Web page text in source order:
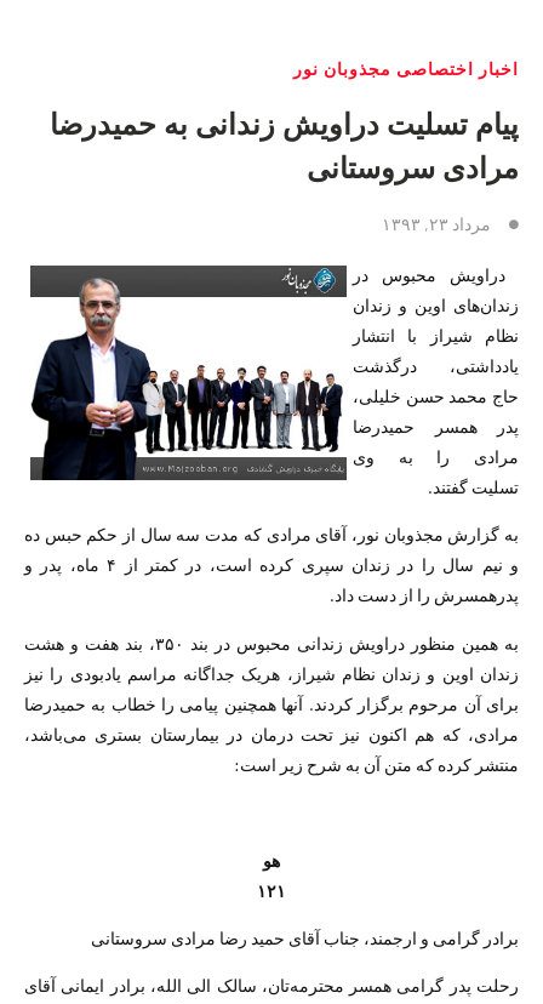
اخبار اختصاصی مجذوبان نور
پیام تسلیت دراویش زندانی به حمیدرضا
مرادی سروستانی
مرداد ۲۳, ۱۳۹۳
دراویش محبوس در
زندان‌های اوین و زندان
نظام شیراز با انتشار
یادداشتی، درگذشت
حاج محمد حسن خلیلی،
پدر همسر حمیدرضا
مرادی را به وی
تسلیت گفتند.
به گزارش مجذوبان نور، آقای مرادی که مدت سه سال از حکم حبس ده
و نیم سال را در زندان سپری کرده است، در کمتر از ۴ ماه، پدر و
پدرهمسرش را از دست داد.
به همین منظور دراویش زندانی محبوس در بند ۳۵۰، بند هفت و هشت
زندان اوین و زندان نظام شیراز، هریک جداگانه مراسم یادبودی را نیز
برای آن مرحوم برگزار کردند. آنها همچنین پیامی را خطاب به حمیدرضا
مرادی، که هم اکنون نیز تحت درمان در بیمارستان بستری می‌باشد،
منتشر کرده که متن آن به شرح زیر است:
هو
۱۲۱
برادر گرامی و ارجمند، جناب آقای حمید رضا مرادی سروستانی
رحلت پدر گرامی همسر محترمه‌تان، سالک الی الله، برادر ایمانی آقای